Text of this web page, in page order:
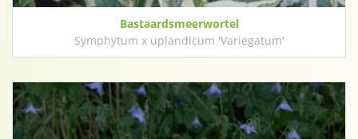
Bastaardsmeerwortel
Symphytum x uplandicum 'Variegatum'